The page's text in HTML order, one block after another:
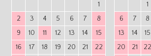
1
2
3 4 5 6 7
8
9
10 11 12 13 14
15
16
17 18 19 20 21
22
1
6
7 8
13
14 15
20
21 22